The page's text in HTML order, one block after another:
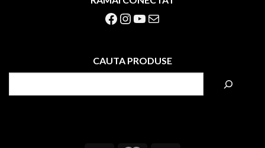
Facebook Instagram YouTube Mail
CAUTA PRODUSE